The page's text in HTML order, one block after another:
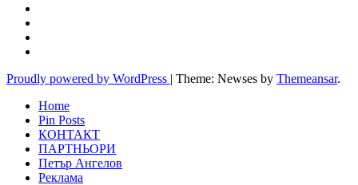
Proudly powered by WordPress Theme: Newses by Themeansar.
Home
Pin Posts
КОНТАКТ
ПАРТНЬОРИ
Петър Ангелов
Реклама